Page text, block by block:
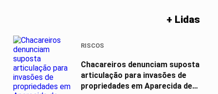
+ Lidas
RISCOS
Chacareiros denunciam suposta
articulação para invasões de
propriedades em Aparecida de